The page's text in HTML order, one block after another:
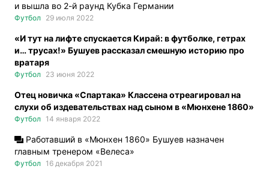
и вышла во 2-й раунд Кубка Германии
Футбол 29 июля 2022
«И тут на лифте спускается Кирай: в футболке, гетрах
и… трусах!» Бушуев рассказал смешную историю про
вратаря
Футбол 23 июня 2022
Отец новичка «Спартака» Классена отреагировал на
слухи об издевательствах над сыном в «Мюнхене 1860»
Футбол 14 января 2022
Работавший в «Мюнхен 1860» Бушуев назначен
главным тренером «Велеса»
Футбол 16 декабря 2021